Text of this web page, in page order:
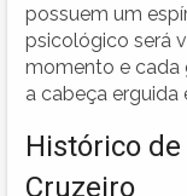
possuem um
psicológico será
momento e cada
a cabeça erguida
Histórico
Cruzeiro